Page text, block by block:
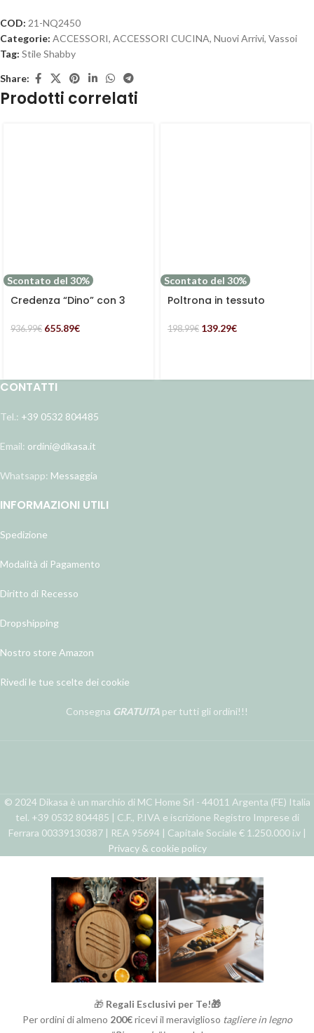
COD: 21-NQ2450
Categorie: ACCESSORI, ACCESSORI CUCINA, Nuovi Arrivi, Vassoi
Tag: Stile Shabby
Share:
Prodotti correlati
Scontato del 30%
Credenza “Dino” con 3
ripiani in legno di mango
936.99€ 655.89€
Scontato del 30%
Poltrona in tessuto
198.99€ 139.29€
CONTATTI
Tel.: +39 0532 804485
Email: ordini@dikasa.it
Whatsapp: Messaggia
INFORMAZIONI UTILI
Spedizione
Modalità di Pagamento
Diritto di Recesso
Dropshipping
Nostro store Amazon
Rivedi le tue scelte dei cookie
Consegna GRATUITA per tutti gli ordini!!!
© 2024 Dikasa è un marchio di MC Home Srl - 44011 Argenta (FE) Italia
tel. +39 0532 804485 | C.F., P.IVA e iscrizione Registro Imprese di
Ferrara 00339130387 | REA 95694 | Capitale Sociale € 1.250.000 i.v |
Privacy & cookie policy
🎁 Regali Esclusivi per Te!🎁
Per ordini di almeno 200€ricevi il meraviglioso tagliere in legno